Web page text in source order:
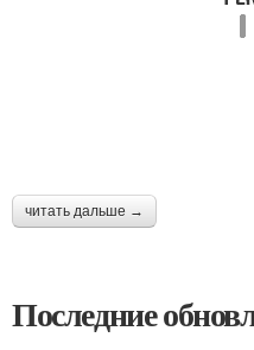
читать дальше →
Последние